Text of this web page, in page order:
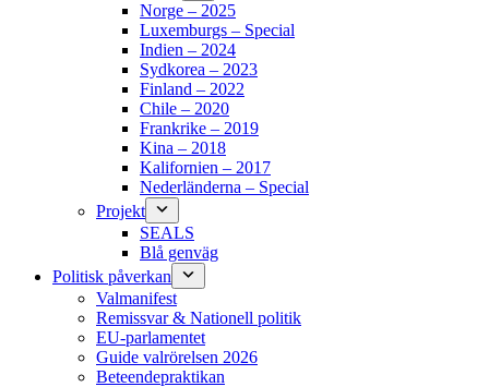
Norge – 2025
Luxemburgs – Special
Indien – 2024
Sydkorea – 2023
Finland – 2022
Chile – 2020
Frankrike – 2019
Kina – 2018
Kalifornien – 2017
Nederländerna – Special
Projekt
SEALS
Blå genväg
Politisk påverkan
Valmanifest
Remissvar & Nationell politik
EU-parlamentet
Guide valrörelsen 2026
Beteendepraktikan